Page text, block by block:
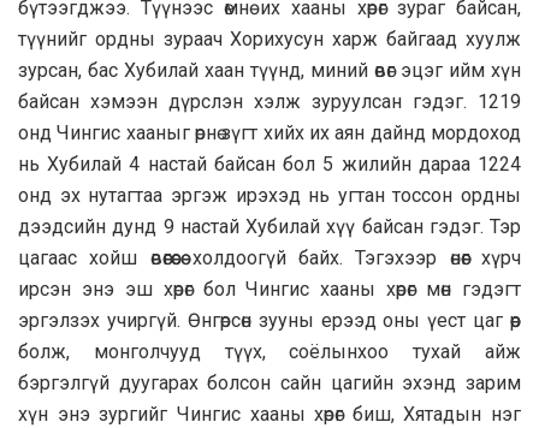
бүтээгджээ. Түүнээс өмнө их хааны хөрөг зураг байсан,
түүнийг ордны зураач Хорихусун харж байгаад хуулж
зурсан, бас Хубилай хаан түүнд, миний өвөг эцэг ийм хүн
байсан хэмээн дүрслэн хэлж зуруулсан гэдэг. 1219
онд Чингис хааныг өрнө зүгт хийх их аян дайнд мордоход
нь Хубилай 4 настай байсан бол 5 жилийн дараа 1224
онд эх нутагтаа эргэж ирэхэд нь угтан тоссон ордны
дээдсийн дунд 9 настай Хубилай хүү байсан гэдэг. Тэр
цагаас хойш өвөөгөөсөө холдоогүй байх. Тэгэхээр өнөөг хүрч
ирсэн энэ эш хөрөг бол Чингис хааны хөрөг мөн гэдэгт
эргэлзэх учиргүй. Өнгөрсөн зууны ерээд оны үест цаг өөр
болж, монголчууд түүх, соёлынхоо тухай айж
бэргэлгүй дуугарах болсон сайн цагийн эхэнд зарим
хүн энэ зургийг Чингис хааны хөрөг биш, Хятадын нэг